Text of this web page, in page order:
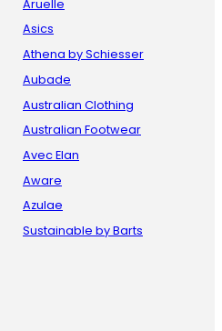
Aruelle
Asics
Athena by Schiesser
Aubade
Australian Clothing
Australian Footwear
Avec Elan
Aware
Azulae
Sustainable by Barts